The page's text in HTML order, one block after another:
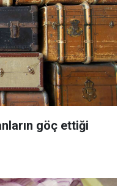
göç ettiği